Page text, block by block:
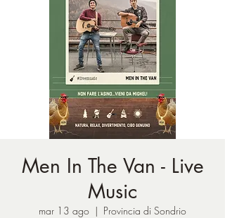
Men In The Van - Live
Music
mar 13 ago
  |
Provincia di Sondrio